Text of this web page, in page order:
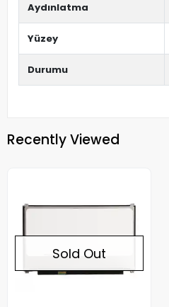
Aydınlatma
Yüzey
Durumu
Recently Viewed
Sold Out